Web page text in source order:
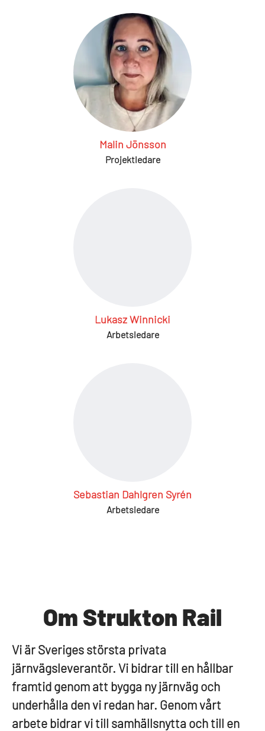
Malin Jönsson
Projektledare
Lukasz Winnicki
Arbetsledare
Sebastian Dahlgren Syrén
Arbetsledare
Om Strukton Rail
Vi är Sveriges största privata
järnvägsleverantör. Vi bidrar till en hållbar
framtid genom att bygga ny järnväg och
underhålla den vi redan har. Genom vårt
arbete bidrar vi till samhällsnytta och till en